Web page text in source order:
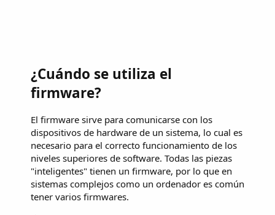
¿Cuándo se utiliza el
firmware?
El firmware sirve para comunicarse con los
dispositivos de hardware de un sistema, lo cual es
necesario para el correcto funcionamiento de los
niveles superiores de software. Todas las piezas
"inteligentes" tienen un firmware, por lo que en
sistemas complejos como un ordenador es común
tener varios firmwares.